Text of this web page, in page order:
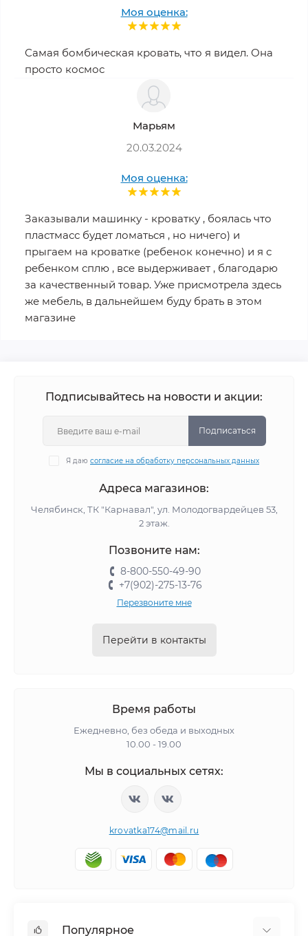
Моя оценка:
Самая бомбическая кровать, что я видел. Она
просто космос
Марьям
20.03.2024
Моя оценка:
Заказывали машинку - кроватку , боялась что
пластмасс будет ломаться , но ничего) и
прыгаем на кроватке (ребенок конечно) и я с
ребенком сплю , все выдерживает , благодарю
за качественный товар. Уже присмотрела здесь
же мебель, в дальнейшем буду брать в этом
магазине
Подписывайтесь на новости и акции:
Подписаться
Я даю согласие на обработку персональных данных
Адреса магазинов:
Челябинск, ТК "Карнавал", ул. Молодогвардейцев 53,
2 этаж.
Позвоните нам:
8-800-550-49-90
+7(902)-275-13-76
Перезвоните мне
Перейти в контакты
Время работы
Ежедневно, без обеда и выходных
10.00 - 19.00
Мы в социальных сетях:
krovatka174@mail.ru
Популярное